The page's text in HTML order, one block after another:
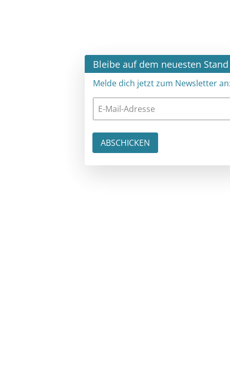
Bleibe auf dem neuesten Stand ×
Melde dich jetzt zum Newsletter an: